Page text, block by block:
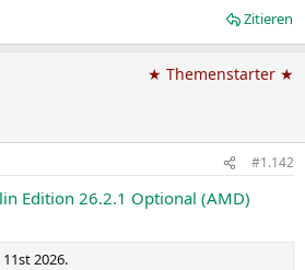
Zitieren
★ Themenstarter ★
#1.142
Edition 26.2.1 Optional (AMD)
2026.